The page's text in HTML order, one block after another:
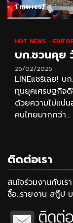
1 min read
HOT NEWS
บก.ชวนคุย
25/02/2025
LINEแชร์เลย!
ทุนยุคเศรษฐกิจ
ด้วยความไม่แน่น
คนไทยมากกว่า...
ติดต่อเรา
สนใจร่วมงานกับเ
ซื้อ..รายงาน สกู๊ป